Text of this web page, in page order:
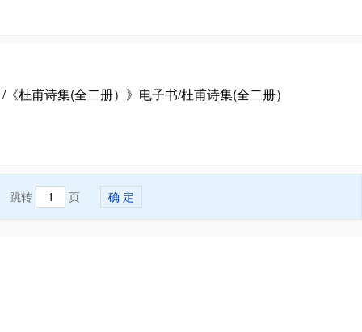
杜甫诗集(全二册）》电子书/杜甫诗集(全二册）
跳转 页 确 定